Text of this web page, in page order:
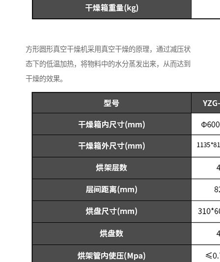
方形圆形真空干燥机采用真空干燥的原理，通过减压状
态下的低温加热，将物料中的水分蒸发出来，从而达到
干燥的效果。